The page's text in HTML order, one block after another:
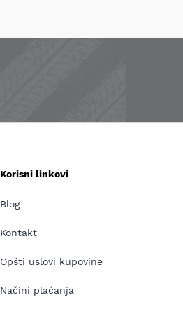
Korisni linkovi
Blog
Kontakt
Opšti uslovi kupovine
Načini plaćanja